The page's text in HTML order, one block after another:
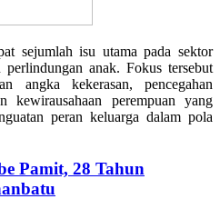
sejumlah isu utama pada sektor
perlindungan anak. Fokus tersebut
angka kekerasan, pencegahan
kewirausahaan perempuan yang
peran keluarga dalam pola
Pamit, 28 Tahun